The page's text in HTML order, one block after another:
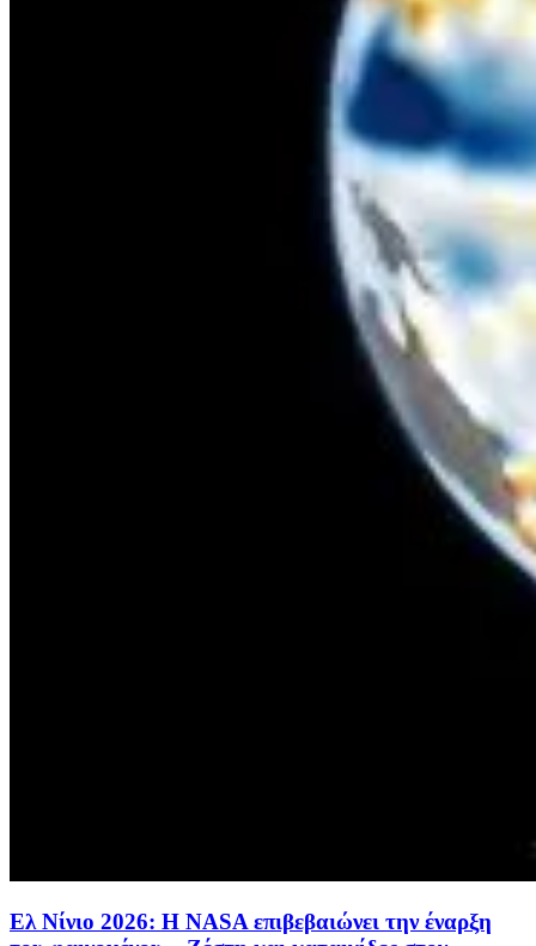
Ελ Νίνιο 2026: Η NASA επιβεβαιώνει την έναρξη